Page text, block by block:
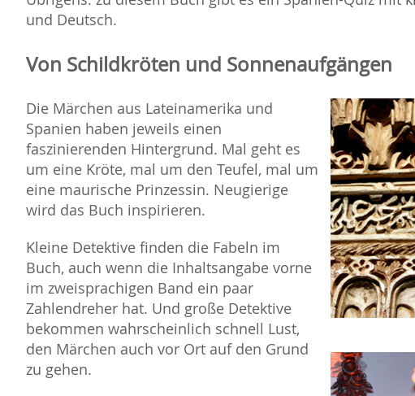
und Deutsch.
Von Schildkröten und Sonnenaufgängen
Die Märchen aus Lateinamerika und
Spanien haben jeweils einen
faszinierenden Hintergrund. Mal geht es
um eine Kröte, mal um den Teufel, mal um
eine maurische Prinzessin. Neugierige
wird das Buch inspirieren.
Kleine Detektive finden die Fabeln im
Buch, auch wenn die Inhaltsangabe vorne
im zweisprachigen Band ein paar
Zahlendreher hat. Und große Detektive
bekommen wahrscheinlich schnell Lust,
den Märchen auch vor Ort auf den Grund
zu gehen.